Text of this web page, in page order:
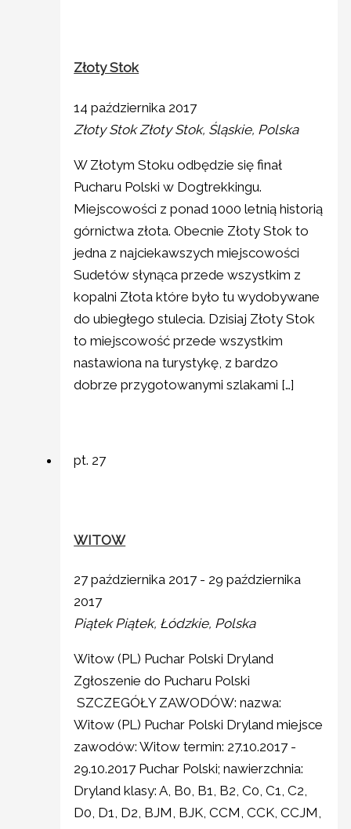
Złoty Stok
14 października 2017
Złoty StokZłoty Stok, Śląskie, Polska
W Złotym Stoku odbędzie się finał
Pucharu Polski w Dogtrekkingu.
Miejscowości z ponad 1000 letnią historią
górnictwa złota. Obecnie Złoty Stok to
jedna z najciekawszych miejscowości
Sudetów słynąca przede wszystkim z
kopalni Złota które było tu wydobywane
do ubiegłego stulecia. Dzisiaj Złoty Stok
to miejscowość przede wszystkim
nastawiona na turystykę, z bardzo
dobrze przygotowanymi szlakami […]
pt. 27
WITOW
27 października 2017- 29 października
2017
PiątekPiątek, Łódzkie, Polska
Witow (PL) Puchar Polski Dryland
Zgłoszenie do Pucharu Polski
SZCZEGÓŁY ZAWODÓW: nazwa:
Witow (PL) Puchar Polski Dryland miejsce
zawodów: Witow termin: 27.10.2017 -
29.10.2017 Puchar Polski; nawierzchnia:
Dryland klasy: A, B0, B1, B2, C0, C1, C2,
D0, D1, D2, BJM, BJK, CCM, CCK, CCJM,